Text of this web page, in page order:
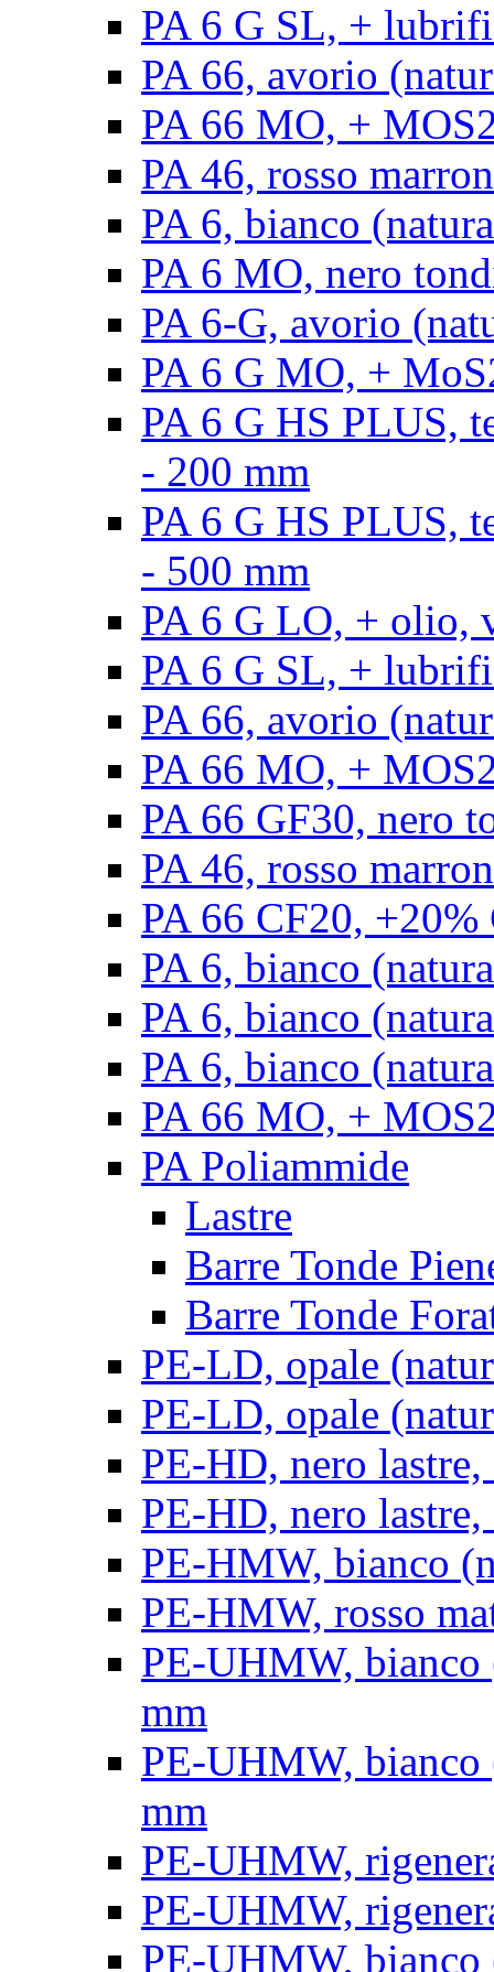
PA 6 G SL, +
PA 66, avorio
PA 66 MO, +
PA 46, rosso
PA 6, bianco
PA 6 MO, nero
PA 6-G, avorio
PA 6 G MO, +
PA 6 G HS PLUS,
- 200 mm
PA 6 G HS PLUS,
- 500 mm
PA 6 G LO, + olio,
PA 6 G SL, +
PA 66, avorio
PA 66 MO, +
PA 66 GF30, nero
PA 46, rosso
PA 66 CF20,
PA 6, bianco
PA 6, bianco
PA 6, bianco
PA 66 MO, +
PA Poliammide
Lastre
Barre Tonde
Barre Tonde
PE-LD, opale
PE-LD, opale
PE-HD, nero lastre,
PE-HD, nero lastre,
PE-HMW, bianco
PE-HMW, rosso
PE-UHMW, bianco
mm
PE-UHMW, bianco
mm
PE-UHMW,
PE-UHMW,
PE-UHMW,